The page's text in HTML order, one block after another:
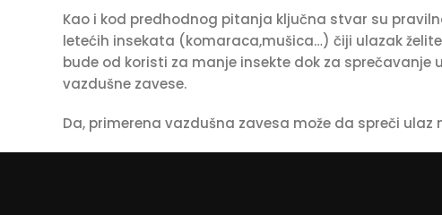
Kao i kod predhodnog pitanja ključna stvar su
letećih insekata (komaraca,mušica…) čiji ulazak
bude od koristi za manje insekte dok za
vazdušne zavese.
Da, primerena vazdušna zavesa može da spreči ulaz